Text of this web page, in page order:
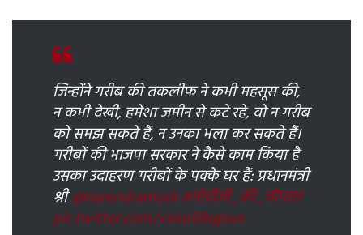
जिन्होंने गरीब की तकलीफ ने कभी महसूस की,
न कभी देखी, हमेशा जमीन से कटे रहे, वो न गरीब
को समझ सकते हैं, न उनका भला कर सकते हैं।
गरीबों की भाजपा सरकार ने कैसे काम किया है
उसका उदाहरण गरीबों के पक्के घर हैं: प्रधानमंत्री
श्री@narendramodi #मोदीजी_की_चौपाल
pic.twitter.com/vekoB9qpws